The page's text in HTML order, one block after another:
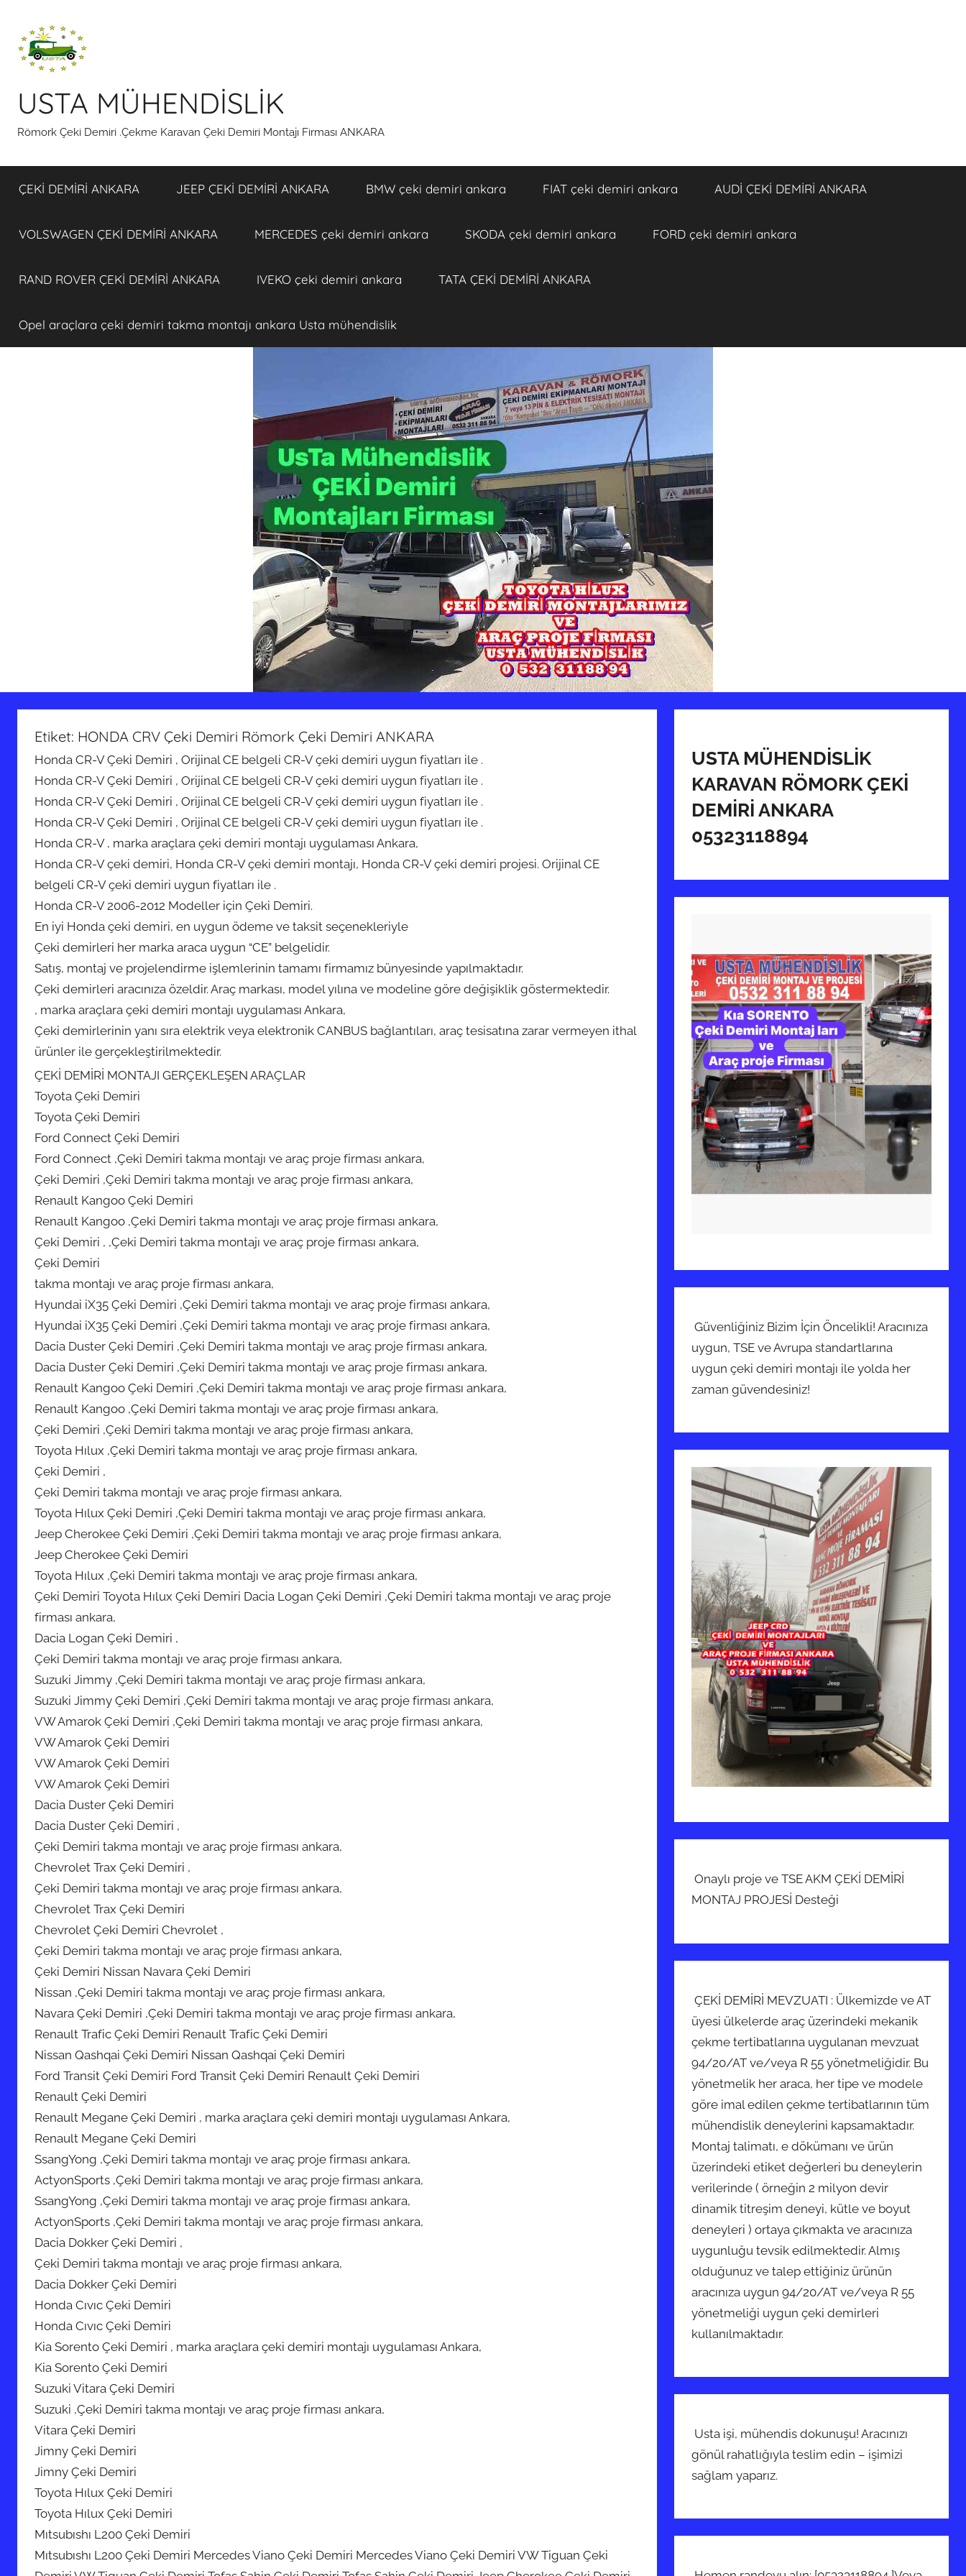
USTA MÜHENDİSLİK
Römork Çeki Demiri .Çekme Karavan Çeki Demiri Montajı Firması ANKARA
ÇEKİ DEMİRİ ANKARA JEEP ÇEKİ DEMİRİ ANKARA BMW çeki demiri ankara FIAT çeki demiri ankara AUDİ ÇEKİ DEMİRİ ANKARA
VOLSWAGEN ÇEKİ DEMİRİ ANKARA MERCEDES çeki demiri ankara SKODA çeki demiri ankara FORD çeki demiri ankara
RAND ROVER ÇEKİ DEMİRİ ANKARA IVEKO çeki demiri ankara TATA ÇEKİ DEMİRİ ANKARA
Opel araçlara çeki demiri takma montajı ankara Usta mühendislik
Etiket: HONDA CRV Çeki Demiri Römork Çeki Demiri ANKARA
Honda CR-V Çeki Demiri , Orijinal CE belgeli CR-V çeki demiri uygun fiyatları ile .
Honda CR-V Çeki Demiri , Orijinal CE belgeli CR-V çeki demiri uygun fiyatları ile .
Honda CR-V Çeki Demiri , Orijinal CE belgeli CR-V çeki demiri uygun fiyatları ile .
Honda CR-V Çeki Demiri , Orijinal CE belgeli CR-V çeki demiri uygun fiyatları ile .
Honda CR-V , marka araçlara çeki demiri montajı uygulaması Ankara,
Honda CR-V çeki demiri, Honda CR-V çeki demiri montajı, Honda CR-V çeki demiri projesi. Orijinal CE
belgeli CR-V çeki demiri uygun fiyatları ile .
Honda CR-V 2006-2012 Modeller için Çeki Demiri.
En iyi Honda çeki demiri, en uygun ödeme ve taksit seçenekleriyle
Çeki demirleri her marka araca uygun “CE” belgelidir.
Satış, montaj ve projelendirme işlemlerinin tamamı firmamız bünyesinde yapılmaktadır.
Çeki demirleri aracınıza özeldir. Araç markası, model yılına ve modeline göre değişiklik göstermektedir.
, marka araçlara çeki demiri montajı uygulaması Ankara,
Çeki demirlerinin yanı sıra elektrik veya elektronik CANBUS bağlantıları, araç tesisatına zarar vermeyen ithal
ürünler ile gerçekleştirilmektedir.
ÇEKİ DEMİRİ MONTAJI GERÇEKLEŞEN ARAÇLAR
Toyota Çeki Demiri
Toyota Çeki Demiri
Ford Connect Çeki Demiri
Ford Connect ,Çeki Demiri takma montajı ve araç proje firması ankara,
Çeki Demiri ,Çeki Demiri takma montajı ve araç proje firması ankara,
Renault Kangoo Çeki Demiri
Renault Kangoo ,Çeki Demiri takma montajı ve araç proje firması ankara,
Çeki Demiri , ,Çeki Demiri takma montajı ve araç proje firması ankara,
Çeki Demiri
takma montajı ve araç proje firması ankara,
Hyundai iX35 Çeki Demiri ,Çeki Demiri takma montajı ve araç proje firması ankara,
Hyundai iX35 Çeki Demiri ,Çeki Demiri takma montajı ve araç proje firması ankara,
Dacia Duster Çeki Demiri ,Çeki Demiri takma montajı ve araç proje firması ankara,
Dacia Duster Çeki Demiri ,Çeki Demiri takma montajı ve araç proje firması ankara,
Renault Kangoo Çeki Demiri ,Çeki Demiri takma montajı ve araç proje firması ankara,
Renault Kangoo ,Çeki Demiri takma montajı ve araç proje firması ankara,
Çeki Demiri ,Çeki Demiri takma montajı ve araç proje firması ankara,
Toyota Hılux ,Çeki Demiri takma montajı ve araç proje firması ankara,
Çeki Demiri ,
Çeki Demiri takma montajı ve araç proje firması ankara,
Toyota Hılux Çeki Demiri ,Çeki Demiri takma montajı ve araç proje firması ankara,
Jeep Cherokee Çeki Demiri ,Çeki Demiri takma montajı ve araç proje firması ankara,
Jeep Cherokee Çeki Demiri
Toyota Hılux ,Çeki Demiri takma montajı ve araç proje firması ankara,
Çeki Demiri Toyota Hılux Çeki Demiri Dacia Logan Çeki Demiri ,Çeki Demiri takma montajı ve araç proje
firması ankara,
Dacia Logan Çeki Demiri ,
Çeki Demiri takma montajı ve araç proje firması ankara,
Suzuki Jimmy ,Çeki Demiri takma montajı ve araç proje firması ankara,
Suzuki Jimmy Çeki Demiri ,Çeki Demiri takma montajı ve araç proje firması ankara,
VW Amarok Çeki Demiri ,Çeki Demiri takma montajı ve araç proje firması ankara,
VW Amarok Çeki Demiri
VW Amarok Çeki Demiri
VW Amarok Çeki Demiri
Dacia Duster Çeki Demiri
Dacia Duster Çeki Demiri ,
Çeki Demiri takma montajı ve araç proje firması ankara,
Chevrolet Trax Çeki Demiri ,
Çeki Demiri takma montajı ve araç proje firması ankara,
Chevrolet Trax Çeki Demiri
Chevrolet Çeki Demiri Chevrolet ,
Çeki Demiri takma montajı ve araç proje firması ankara,
Çeki Demiri Nissan Navara Çeki Demiri
Nissan ,Çeki Demiri takma montajı ve araç proje firması ankara,
Navara Çeki Demiri ,Çeki Demiri takma montajı ve araç proje firması ankara,
Renault Trafic Çeki Demiri Renault Trafic Çeki Demiri
Nissan Qashqai Çeki Demiri Nissan Qashqai Çeki Demiri
Ford Transit Çeki Demiri Ford Transit Çeki Demiri Renault Çeki Demiri
Renault Çeki Demiri
Renault Megane Çeki Demiri , marka araçlara çeki demiri montajı uygulaması Ankara,
Renault Megane Çeki Demiri
SsangYong ,Çeki Demiri takma montajı ve araç proje firması ankara,
ActyonSports ,Çeki Demiri takma montajı ve araç proje firması ankara,
SsangYong ,Çeki Demiri takma montajı ve araç proje firması ankara,
ActyonSports ,Çeki Demiri takma montajı ve araç proje firması ankara,
Dacia Dokker Çeki Demiri ,
Çeki Demiri takma montajı ve araç proje firması ankara,
Dacia Dokker Çeki Demiri
Honda Cıvıc Çeki Demiri
Honda Cıvıc Çeki Demiri
Kia Sorento Çeki Demiri , marka araçlara çeki demiri montajı uygulaması Ankara,
Kia Sorento Çeki Demiri
Suzuki Vitara Çeki Demiri
Suzuki ,Çeki Demiri takma montajı ve araç proje firması ankara,
Vitara Çeki Demiri
Jimny Çeki Demiri
Jimny Çeki Demiri
Toyota Hılux Çeki Demiri
Toyota Hılux Çeki Demiri
Mıtsubıshı L200 Çeki Demiri
Mıtsubıshı L200 Çeki Demiri Mercedes Viano Çeki Demiri Mercedes Viano Çeki Demiri VW Tiguan Çeki
USTA MÜHENDİSLİK
KARAVAN RÖMORK ÇEKİ
DEMİRİ ANKARA
05323118894
Güvenliğiniz Bizim İçin Öncelikli! Aracınıza
uygun, TSE ve Avrupa standartlarına
uygun çeki demiri montajı ile yolda her
zaman güvendesiniz!
Onaylı proje ve TSE AKM ÇEKİ DEMİRİ
MONTAJ PROJESİ Desteği
ÇEKİ DEMİRİ MEVZUATI : Ülkemizde ve AT
üyesi ülkelerde araç üzerindeki mekanik
çekme tertibatlarına uygulanan mevzuat
94/20/AT ve/veya R 55 yönetmeliğidir. Bu
yönetmelik her araca, her tipe ve modele
göre imal edilen çekme tertibatlarının tüm
mühendislik deneylerini kapsamaktadır.
Montaj talimatı, e dökümanı ve ürün
üzerindeki etiket değerleri bu deneylerin
verilerinde ( örneğin 2 milyon devir
dinamik titreşim deneyi, kütle ve boyut
deneyleri ) ortaya çıkmakta ve aracınıza
uygunluğu tevsik edilmektedir. Almış
olduğunuz ve talep ettiğiniz ürünün
aracınıza uygun 94/20/AT ve/veya R 55
yönetmeliği uygun çeki demirleri
kullanılmaktadır.
Usta işi, mühendis dokunuşu! Aracınızı
gönül rahatlığıyla teslim edin – işimizi
sağlam yaparız.